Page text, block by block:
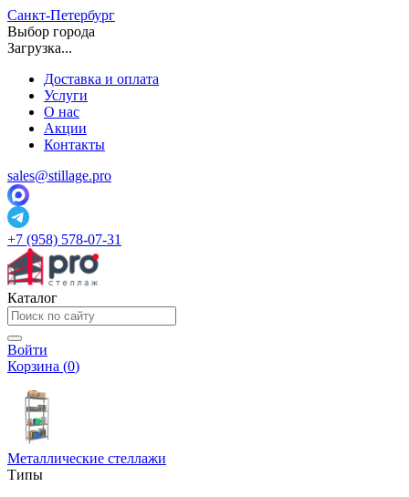
Санкт-Петербург
Выбор города
Загрузка...
Доставка и оплата
Услуги
О нас
Акции
Контакты
sales@stillage.pro
+7 (958) 578-07-31
Каталог
Войти
Корзина (0)
Металлические стеллажи
Типы